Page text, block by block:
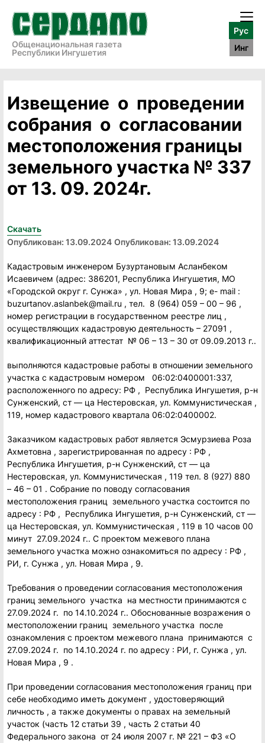
Общенациональная газета
Республики Ингушетия
Рус
Инг
Извещение о проведении
собрания о согласовании
местоположения границы
земельного участка № 337
от 13. 09. 2024г.
Скачать
Опубликован: 13.09.2024 Опубликован: 13.09.2024
Кадастровым инженером Бузуртановым Асланбеком
Исаевичем (адрес: 386201, Республика Ингушетия, МО
«Городской округ г. Сунжа» , ул. Новая Мира , 9; е- mail :
buzurtanov.aslanbek@mail.ru , тел. 8 (964) 059 – 00 – 96 ,
номер регистрации в государственном реестре лиц ,
осуществляющих кадастровую деятельность – 27091 ,
квалификационный аттестат № 06 – 13 – 30 от 09.09.2013 г..
выполняются кадастровые работы в отношении земельного
участка с кадастровым номером 06:02:0400001:337,
расположенного по адресу: РФ , Республика Ингушетия, р-н
Сунженский, ст — ца Нестеровская, ул. Коммунистическая ,
119, номер кадастрового квартала 06:02:0400002.
Заказчиком кадастровых работ является Эсмурзиева Роза
Ахметовна , зарегистрированная по адресу : РФ ,
Республика Ингушетия, р-н Сунженский, ст — ца
Нестеровская, ул. Коммунистическая , 119 тел. 8 (927) 880
– 46 – 01 . Собрание по поводу согласования
местоположения границ земельного участка состоится по
адресу : РФ , Республика Ингушетия, р-н Сунженский, ст —
ца Нестеровская, ул. Коммунистическая , 119 в 10 часов 00
минут 27.09.2024 г.. С проектом межевого плана
земельного участка можно ознакомиться по адресу : РФ ,
РИ, г. Сунжа , ул. Новая Мира , 9.
Требования о проведении согласования местоположения
границ земельного участка на местности принимаются с
27.09.2024 г. по 14.10.2024 г.. Обоснованные возражения о
местоположении границ земельного участка после
ознакомления с проектом межевого плана принимаются с
27.09.2024 г. по 14.10.2024 г. по адресу : РИ, г. Сунжа , ул.
Новая Мира , 9 .
При проведении согласования местоположения границ при
себе необходимо иметь документ , удостоверяющий
личность , а также документы о правах на земельный
участок (часть 12 статьи 39 , часть 2 статьи 40
Федерального закона от 24 июля 2007 г. № 221 – ФЗ «О